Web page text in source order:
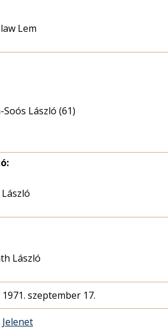
Lem
Soós László (61)
László
1971. szeptember 17.
Jelenet